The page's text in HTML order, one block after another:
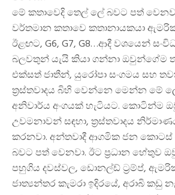
මේ කතාවෙදි තෙල් ලේ බවට පත්
වර්තමාන කතාවෙ කතානායකයා
ඊළඟට, G6, G7, G8…ආදී වශයෙන්
බලවතුන් යැයි කියා ගන්නා ඔවුන්ගේම
එක්සත් ජාතීන්, යුරෝපා සංගමය සහ
ත්‍රස්තවාදය බිහි වෙන්නෙ මෙන්න මේ
අනිවාර්ය අංගයක් හැටියට. කොටින්ම
උවමනාවන් සඳහා, ත්‍රස්තවාදය
කරනවා. අන්තවාදී ආගමික ජන කොටස්
බවට පත් වෙනවා. ඊට ප්‍රධාන හේතුව
පහුගිය දවස්වල, ඩොනල්ඩ් ට්‍රම්ප්,
ජාත්‍යන්තර කැමරා ඉදිරයේ, අරාබි